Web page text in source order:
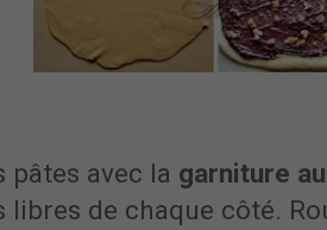
pâtes avec la garniture
de chaque côté.